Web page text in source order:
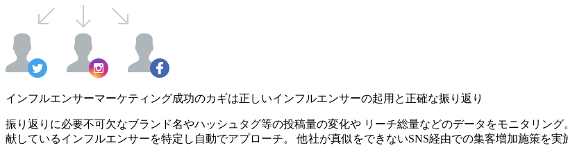
インフルエンサーマーケティング成功のカギは正しいインフルエンサーの起用と正確な振り返り
振り返りに必要不可欠なブランド名やハッシュタグ等の投稿量の変化や リーチ総量などのデータをモニタリン
献しているインフルエンサーを特定し自動でアプローチ。 他社が真似をできないSNS経由での集客増加施策を実